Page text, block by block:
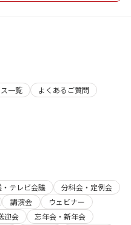
一覧
よくあるご質問
テレビ会議
分科会・定例会
講演会
ウェビナー
迎会
忘年会・新年会